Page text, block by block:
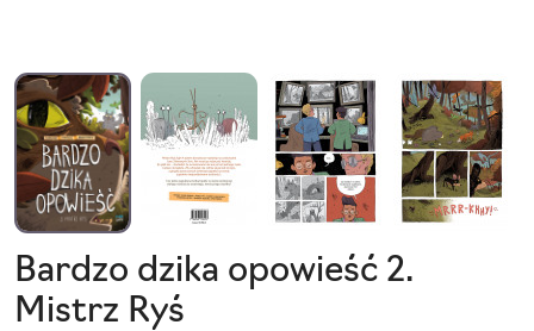
Bardzo dzika opowieść 2.
Mistrz Ryś